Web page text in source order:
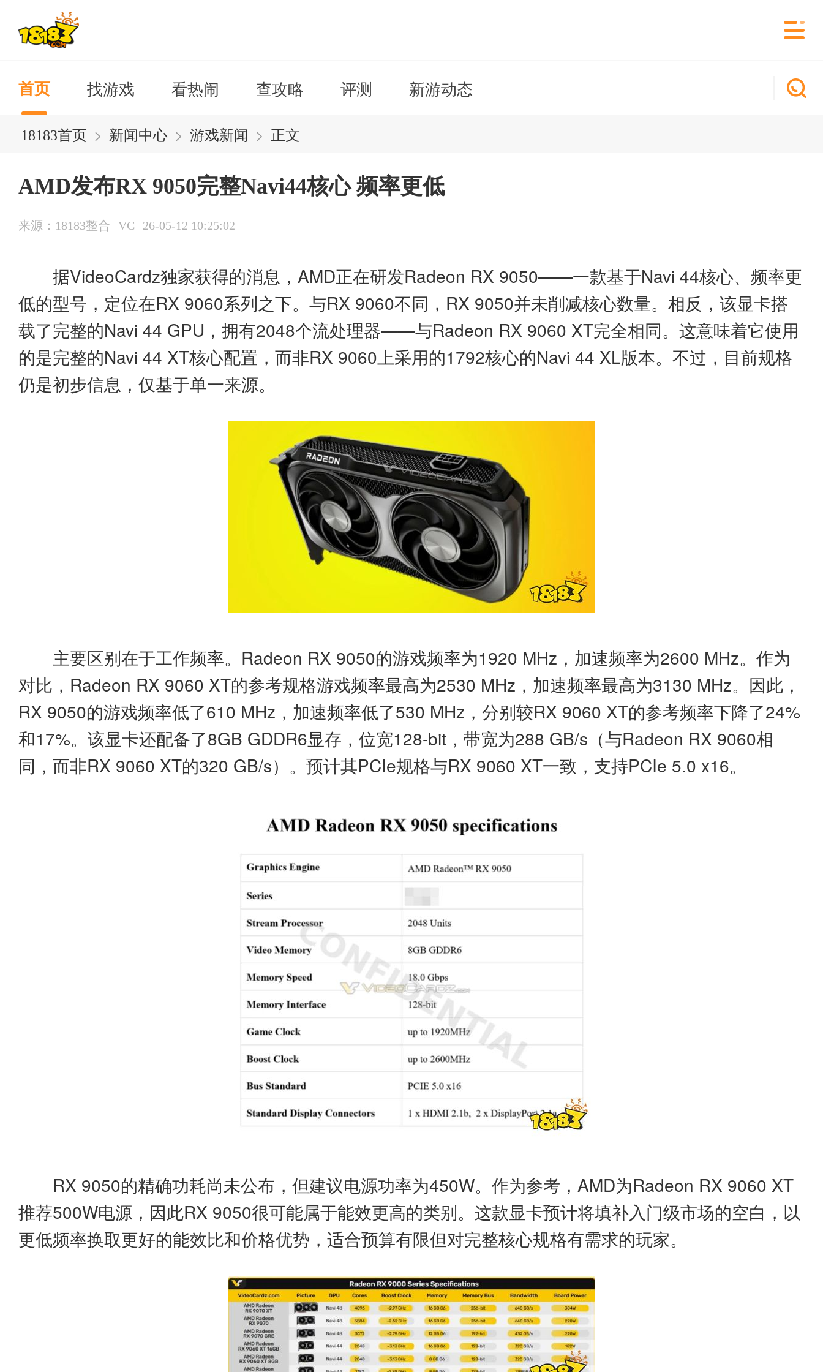
首页 找游戏 看热闹 查攻略 评测 新游动态
18183首页 > 新闻中心 > 游戏新闻 > 正文
AMD发布RX 9050完整Navi44核心 频率更低
来源：18183整合 VC 26-05-12 10:25:02
据VideoCardz独家获得的消息，AMD正在研发Radeon RX 9050——一款基于Navi 44核心、频率更
低的型号，定位在RX 9060系列之下。与RX 9060不同，RX 9050并未削减核心数量。相反，该显卡搭
载了完整的Navi 44 GPU，拥有2048个流处理器——与Radeon RX 9060 XT完全相同。这意味着它使用
的是完整的Navi 44 XT核心配置，而非RX 9060上采用的1792核心的Navi 44 XL版本。不过，目前规格
仍是初步信息，仅基于单一来源。
主要区别在于工作频率。Radeon RX 9050的游戏频率为1920 MHz，加速频率为2600 MHz。作为
对比，Radeon RX 9060 XT的参考规格游戏频率最高为2530 MHz，加速频率最高为3130 MHz。因此，
RX 9050的游戏频率低了610 MHz，加速频率低了530 MHz，分别较RX 9060 XT的参考频率下降了24%
和17%。该显卡还配备了8GB GDDR6显存，位宽128-bit，带宽为288 GB/s（与Radeon RX 9060相
同，而非RX 9060 XT的320 GB/s）。预计其PCIe规格与RX 9060 XT一致，支持PCIe 5.0 x16。
RX 9050的精确功耗尚未公布，但建议电源功率为450W。作为参考，AMD为Radeon RX 9060 XT
推荐500W电源，因此RX 9050很可能属于能效更高的类别。这款显卡预计将填补入门级市场的空白，以
更低频率换取更好的能效比和价格优势，适合预算有限但对完整核心规格有需求的玩家。